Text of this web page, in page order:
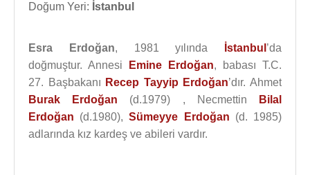
Doğum Yeri: İstanbul
Esra Erdoğan, 1981 yılında İstanbul ’da
doğmuştur. Annesi
Emine Erdoğan, babası T.C.
27. Başbakanı Recep Tayyip Erdoğan’dır. Ahmet
Burak Erdoğan (d.1979) , Necmettin
Bilal
Erdoğan (d.1980),Sümeyye Erdoğan (d. 1985)
adlarında kız kardeş ve abileri vardır.